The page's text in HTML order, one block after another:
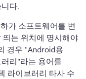
다.
가 소프트웨어를 변
는 위치에 명시해야
경우 "Android용
리"라는 용어를
라이브러리 타사 수